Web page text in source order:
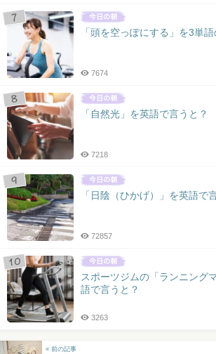
「頭を空っぽにする」を3単
7674
「自然光」を英語で言うと？
7218
「日陰（ひかげ）」を英語で
72857
スポーツジムの「ランニング
語で言うと？
3263
« 前の記事